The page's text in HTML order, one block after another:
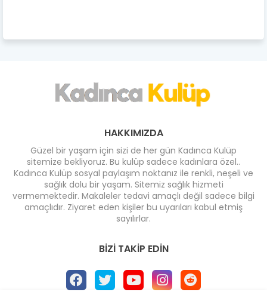
HAKKIMIZDA
Güzel bir yaşam için sizi de her gün Kadınca Kulüp
sitemize bekliyoruz. Bu kulüp sadece kadınlara özel..
Kadınca Kulüp sosyal paylaşım noktanız ile renkli, neşeli ve
sağlık dolu bir yaşam. Sitemiz sağlık hizmeti
vermemektedir. Makaleler tedavi amaçlı değil sadece bilgi
amaçlıdır. Ziyaret eden kişiler bu uyarıları kabul etmiş
sayılırlar.
BIZI TAKIP EDIN